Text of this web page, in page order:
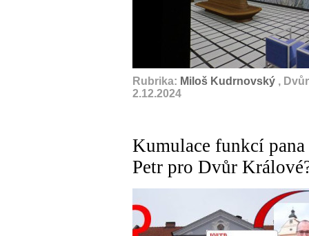
Rubrika: Miloš Kudrnovský ,
2.12.2024
Kumulace funkcí
Petr pro Dvůr